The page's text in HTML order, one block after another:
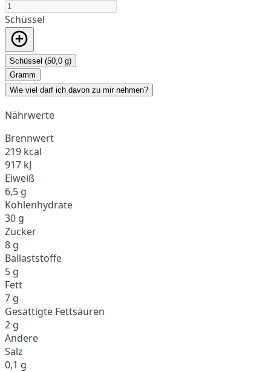
Schüssel
Schüssel (50,0 g)
Gramm
Wie viel darf ich davon zu mir nehmen?
Nährwerte
Brennwert
219 kcal
917 kJ
Eiweiß
6,5 g
Kohlenhydrate
30 g
Zucker
8 g
Ballaststoffe
5 g
Fett
7 g
Gesättigte Fettsäuren
2 g
Andere
Salz
0,1 g